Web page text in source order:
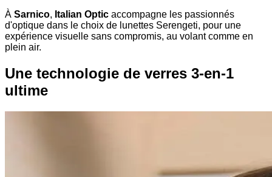
À Sarnico, Italian Optic accompagne les passionnés
d'optique dans le choix de lunettes Serengeti, pour une
expérience visuelle sans compromis, au volant comme en
plein air.
Une technologie de verres 3-en-1
ultime